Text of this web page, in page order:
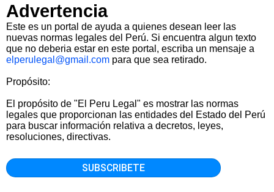
Advertencia
Este es un portal de ayuda a quienes desean leer las
nuevas normas legales del Perú. Si encuentra algun texto
que no deberia estar en este portal, escriba un mensaje a
elperulegal@gmail.com para que sea retirado.
Propósito:
El propósito de "El Peru Legal" es mostrar las normas
legales que proporcionan las entidades del Estado del Perú
para buscar información relativa a decretos, leyes,
resoluciones, directivas.